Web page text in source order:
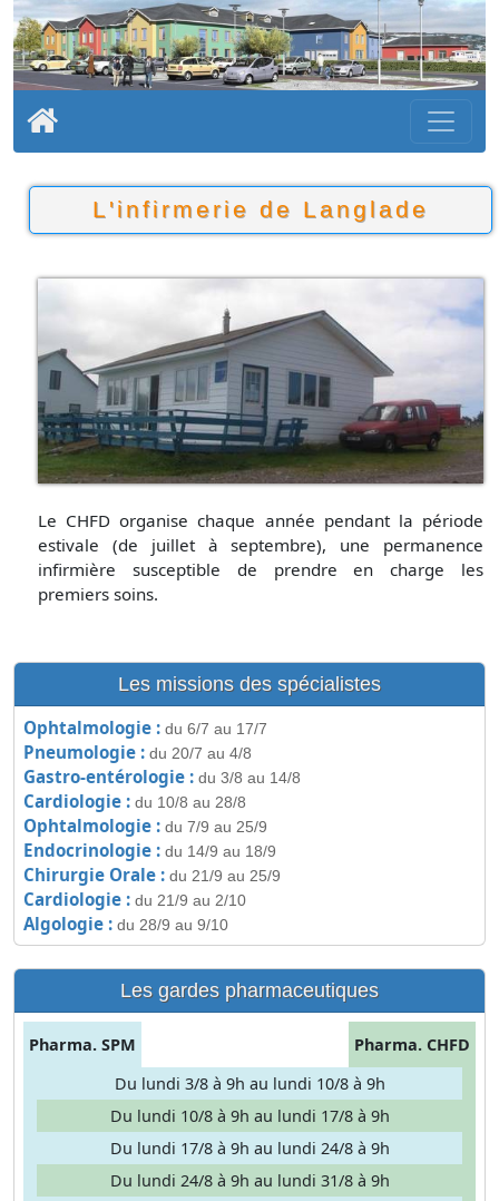
L'infirmerie de Langlade
Le CHFD organise chaque année pendant la période
estivale (de juillet à septembre), une permanence
infirmière susceptible de prendre en charge les
premiers soins.
Les missions des spécialistes
Ophtalmologie : du 6/7 au 17/7
Pneumologie : du 20/7 au 4/8
Gastro-entérologie : du 3/8 au 14/8
Cardiologie : du 10/8 au 28/8
Ophtalmologie : du 7/9 au 25/9
Endocrinologie : du 14/9 au 18/9
Chirurgie Orale : du 21/9 au 25/9
Cardiologie : du 21/9 au 2/10
Algologie : du 28/9 au 9/10
Les gardes pharmaceutiques
Pharma. SPM
Pharma. CHFD
Du lundi 3/8 à 9h au lundi 10/8 à 9h
Du lundi 10/8 à 9h au lundi 17/8 à 9h
Du lundi 17/8 à 9h au lundi 24/8 à 9h
Du lundi 24/8 à 9h au lundi 31/8 à 9h